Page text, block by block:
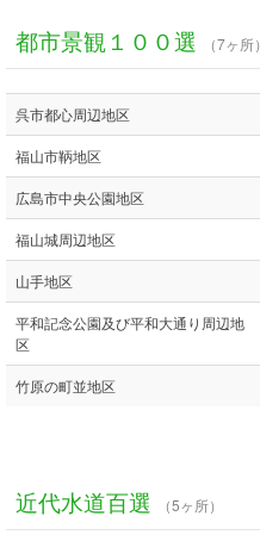
都市景観１００選 （7ヶ所）
呉市都心周辺地区
福山市鞆地区
広島市中央公園地区
福山城周辺地区
山手地区
平和記念公園及び平和大通り周辺地
区
竹原の町並地区
近代水道百選 （5ヶ所）